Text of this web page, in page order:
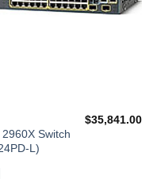
Switch
L)
$35,841.00